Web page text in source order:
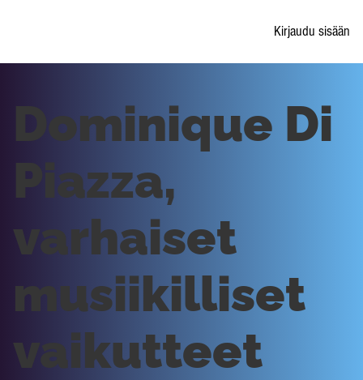
Kirjaudu sisään
Dominique Di
Piazza,
varhaiset
musiikilliset
vaikutteet